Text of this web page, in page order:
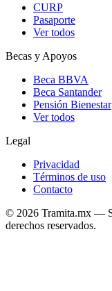
CURP
Pasaporte
Ver todos
Becas y Apoyos
Beca BBVA
Beca Santander
Pensión Bienestar
Ver todos
Legal
Privacidad
Términos de uso
Contacto
© 2026 Tramita.mx —
derechos reservados.